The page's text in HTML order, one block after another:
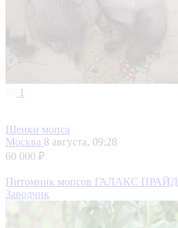
1
Щенки мопса
Москва 8 августа, 09:28
60 000 ₽
Питомник мопсов ГАЛАКС ПРАЙД
Заводчик